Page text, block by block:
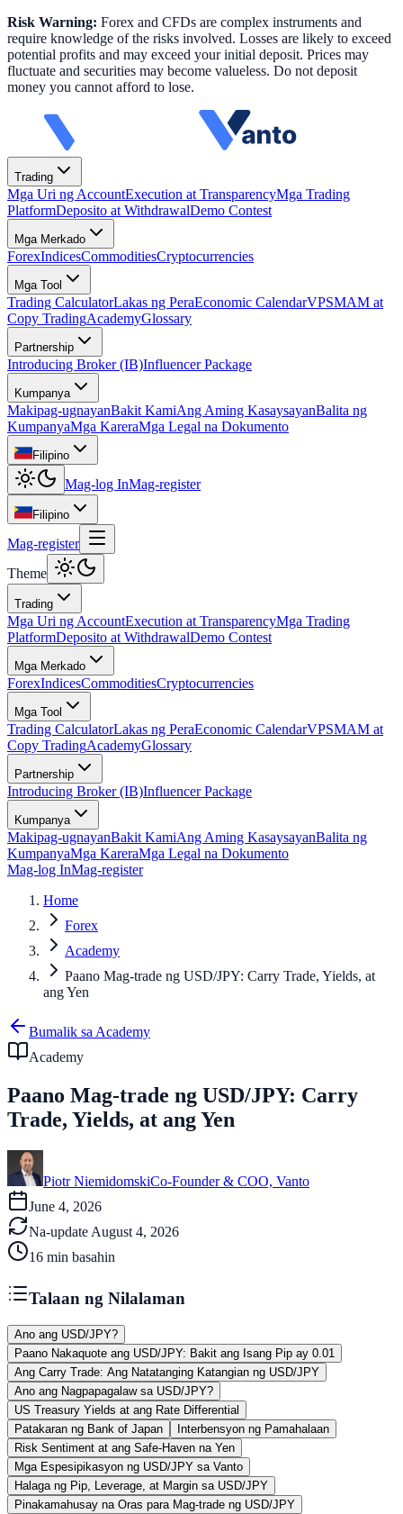
Risk Warning: Forex and CFDs are complex instruments and
require knowledge of the risks involved. Losses are likely to exceed
potential profits and may exceed your initial deposit. Prices may
fluctuate and securities may become valueless. Do not deposit
money you cannot afford to lose.
Trading
Mga Uri ng AccountExecution at TransparencyMga Trading
PlatformDeposito at WithdrawalDemo Contest
Mga Merkado
ForexIndicesCommoditiesCryptocurrencies
Mga Tool
Trading CalculatorLakas ng PeraEconomic CalendarVPSMAM at
Copy TradingAcademyGlossary
Partnership
Introducing Broker (IB)Influencer Package
Kumpanya
Makipag-ugnayanBakit KamiAng Aming KasaysayanBalita ng
KumpanyaMga KareraMga Legal na Dokumento
Filipino
Mag-log InMag-register
Filipino
Mag-register
Theme
Trading
Mga Uri ng AccountExecution at TransparencyMga Trading
PlatformDeposito at WithdrawalDemo Contest
Mga Merkado
ForexIndicesCommoditiesCryptocurrencies
Mga Tool
Trading CalculatorLakas ng PeraEconomic CalendarVPSMAM at
Copy TradingAcademyGlossary
Partnership
Introducing Broker (IB)Influencer Package
Kumpanya
Makipag-ugnayanBakit KamiAng Aming KasaysayanBalita ng
KumpanyaMga KareraMga Legal na Dokumento
Mag-log InMag-register
Home
Forex
Academy
Paano Mag-trade ng USD/JPY: Carry Trade, Yields, at
ang Yen
Bumalik sa Academy
Academy
Paano Mag-trade ng USD/JPY: Carry
Trade, Yields, at ang Yen
Piotr NiemidomskiCo-Founder & COO, Vanto
June 4, 2026
Na-update August 4, 2026
16 min basahin
Talaan ng Nilalaman
Ano ang USD/JPY?
Paano Nakaquote ang USD/JPY: Bakit ang Isang Pip ay 0.01
Ang Carry Trade: Ang Natatanging Katangian ng USD/JPY
Ano ang Nagpapagalaw sa USD/JPY?
US Treasury Yields at ang Rate Differential
Patakaran ng Bank of Japan
Interbensyon ng Pamahalaan
Risk Sentiment at ang Safe-Haven na Yen
Mga Espesipikasyon ng USD/JPY sa Vanto
Halaga ng Pip, Leverage, at Margin sa USD/JPY
Pinakamahusay na Oras para Mag-trade ng USD/JPY